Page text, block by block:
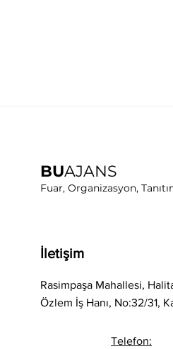
2026 Sezonu Karavanist ile
Başladı: Tüyap’ın Her
Noktasında BU Ajans
BUAJANS
Fuar, Organizasyon,
İletişim
Rasimpaşa Mahallesi,
Özlem İş Hanı, No:32/31,
Telefon: